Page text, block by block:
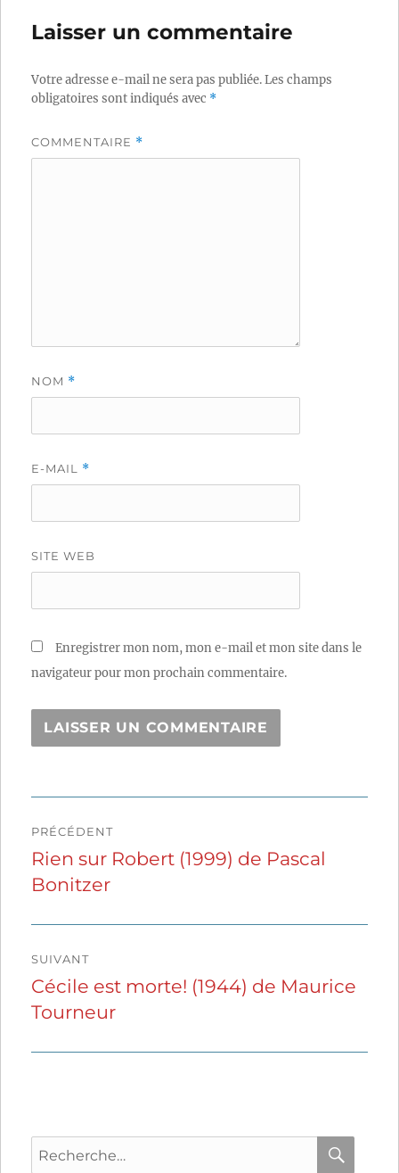
Laisser un commentaire
Votre adresse e-mail ne sera pas publiée.Les champs
obligatoires sont indiqués avec *
COMMENTAIRE *
NOM *
E-MAIL *
SITE WEB
Enregistrer mon nom, mon e-mail et mon site dans le
navigateur pour mon prochain commentaire.
de
l’article
PRÉCÉDENT
Publication
précédente :
Rien sur Robert (1999) de Pascal
Bonitzer
SUIVANT
Publication
suivante :
Cécile est morte! (1944) de Maurice
Tourneur
Recherche